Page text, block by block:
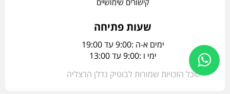
קישורים שימושיים
שעות פתיחה
ימים א-ה :9:00 עד 19:00
ימי ו :9:00 עד 13:00
©כל הזכויות שמורות לבוטיק נדלן הרצליה